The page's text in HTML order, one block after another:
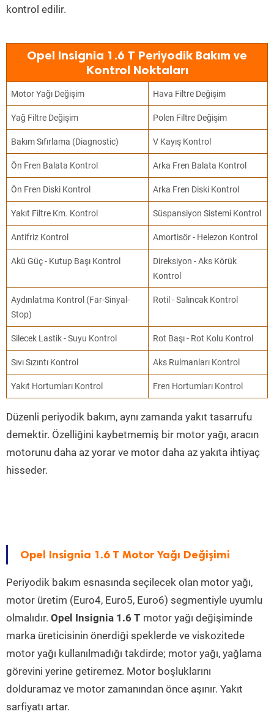
kontrol edilir.
Opel Insignia 1.6 T Periyodik Bakım ve
Kontrol Noktaları
Motor Yağı Değişim Hava Filtre Değişim
Yağ Filtre Değişim Polen Filtre Değişim
Bakım Sıfırlama (Diagnostic) V Kayış Kontrol
Ön Fren Balata Kontrol Arka Fren Balata Kontrol
Ön Fren Diski Kontrol Arka Fren Diski Kontrol
Yakıt Filtre Km. Kontrol Süspansiyon Sistemi Kontrol
Antifriz Kontrol Amortisör - Helezon Kontrol
Akü Güç - Kutup Başı Kontrol
Direksiyon - Aks Körük
Kontrol
Aydınlatma Kontrol (Far-Sinyal-
Stop)
Rotil - Salıncak Kontrol
Silecek Lastik - Suyu Kontrol Rot Başı - Rot Kolu Kontrol
Sıvı Sızıntı Kontrol Aks Rulmanları Kontrol
Yakıt Hortumları Kontrol Fren Hortumları Kontrol
Düzenli periyodik bakım, aynı zamanda yakıt tasarrufu
demektir. Özelliğini kaybetmemiş bir motor yağı, aracın
motorunu daha az yorar ve motor daha az yakıta ihtiyaç
hisseder.
Opel Insignia 1.6 T Motor Yağı Değişimi
Periyodik bakım esnasında seçilecek olan motor yağı,
motor üretim (Euro4, Euro5, Euro6) segmentiyle uyumlu
olmalıdır. Opel Insignia 1.6 T motor yağı değişiminde
marka üreticisinin önerdiği speklerde ve viskozitede
motor yağı kullanılmadığı takdirde; motor yağı, yağlama
görevini yerine getiremez. Motor boşluklarını
dolduramaz ve motor zamanından önce aşınır. Yakıt
sarfiyatı artar.